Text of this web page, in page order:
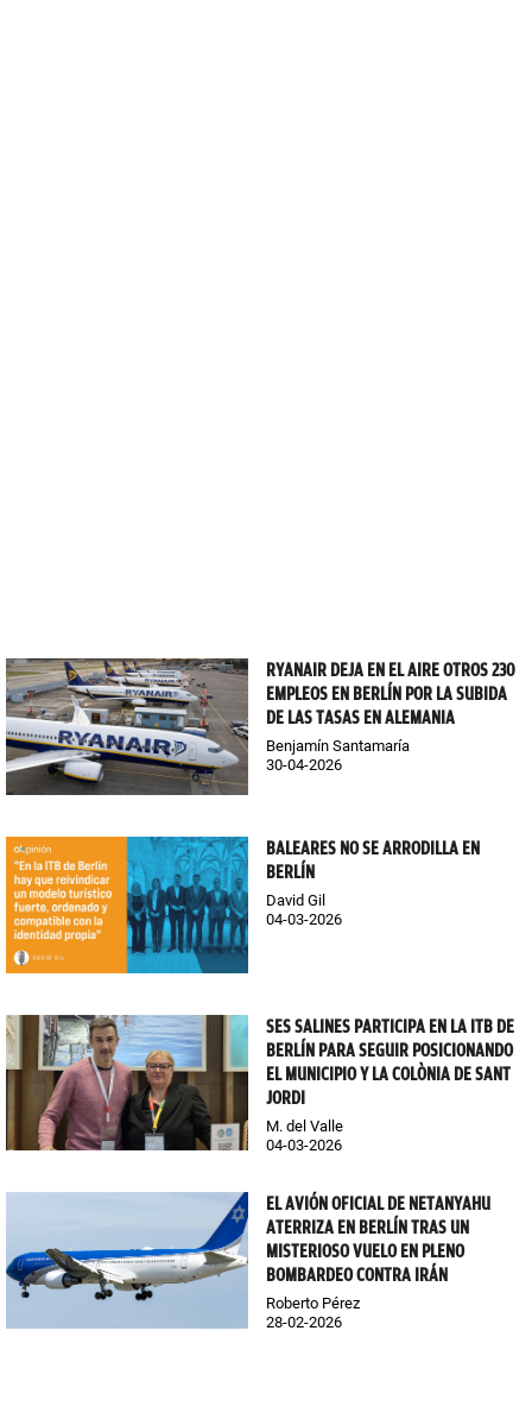
RYANAIR DEJA EN EL AIRE OTROS 230
EMPLEOS EN BERLÍN POR LA SUBIDA
DE LAS TASAS EN ALEMANIA
Benjamín Santamaría
30-04-2026
BALEARES NO SE ARRODILLA EN
BERLÍN
David Gil
04-03-2026
SES SALINES PARTICIPA EN LA ITB DE
BERLÍN PARA SEGUIR POSICIONANDO
EL MUNICIPIO Y LA COLÒNIA DE SANT
JORDI
M. del Valle
04-03-2026
EL AVIÓN OFICIAL DE NETANYAHU
ATERRIZA EN BERLÍN TRAS UN
MISTERIOSO VUELO EN PLENO
BOMBARDEO CONTRA IRÁN
Roberto Pérez
28-02-2026